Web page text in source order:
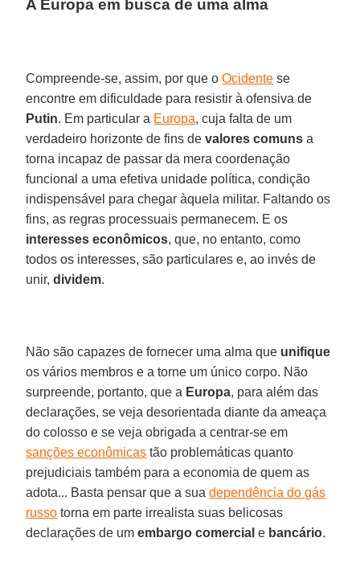
A Europa em busca de uma alma
Compreende-se, assim, por que oOcidente se
encontre em dificuldade para resistir à ofensiva de
Putin. Em particular a Europa, cuja falta de um
verdadeiro horizonte de fins devalores comuns a
torna incapaz de passar da mera coordenação
funcional a uma efetiva unidade política, condição
indispensável para chegar àquela militar. Faltando os
fins, as regras processuais permanecem. E os
interesses econômicos, que, no entanto, como
todos os interesses, são particulares e, ao invés de
unir,dividem.
Não são capazes de fornecer uma alma que unifique
os vários membros e a torne um único corpo. Não
surpreende, portanto, que a Europa, para além das
declarações, se veja desorientada diante da ameaça
do colosso e se veja obrigada a centrar-se em
sanções econômicas tão problemáticas quanto
prejudiciais também para a economia de quem as
adota... Basta pensar que a suadependência do gás
russo torna em parte irrealista suas belicosas
declarações de umembargo comercial e bancário.